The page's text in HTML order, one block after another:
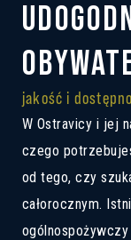
jakość i
W Ostravicy i jej
czego
od tego, czy
całorocznym.
ogólnospożywczy